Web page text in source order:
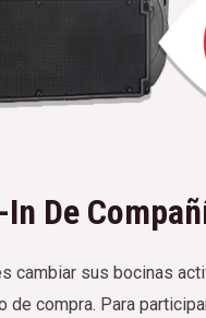
De
cambiar sus bocinas
de compra. Para